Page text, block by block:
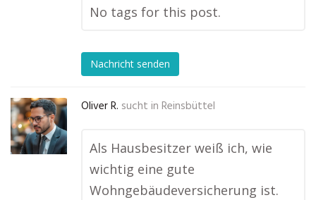
No tags for this post.
Nachricht senden
Oliver R. sucht in Reinsbüttel
Als Hausbesitzer weiß ich, wie
wichtig eine gute
Wohngebäudeversicherung ist.